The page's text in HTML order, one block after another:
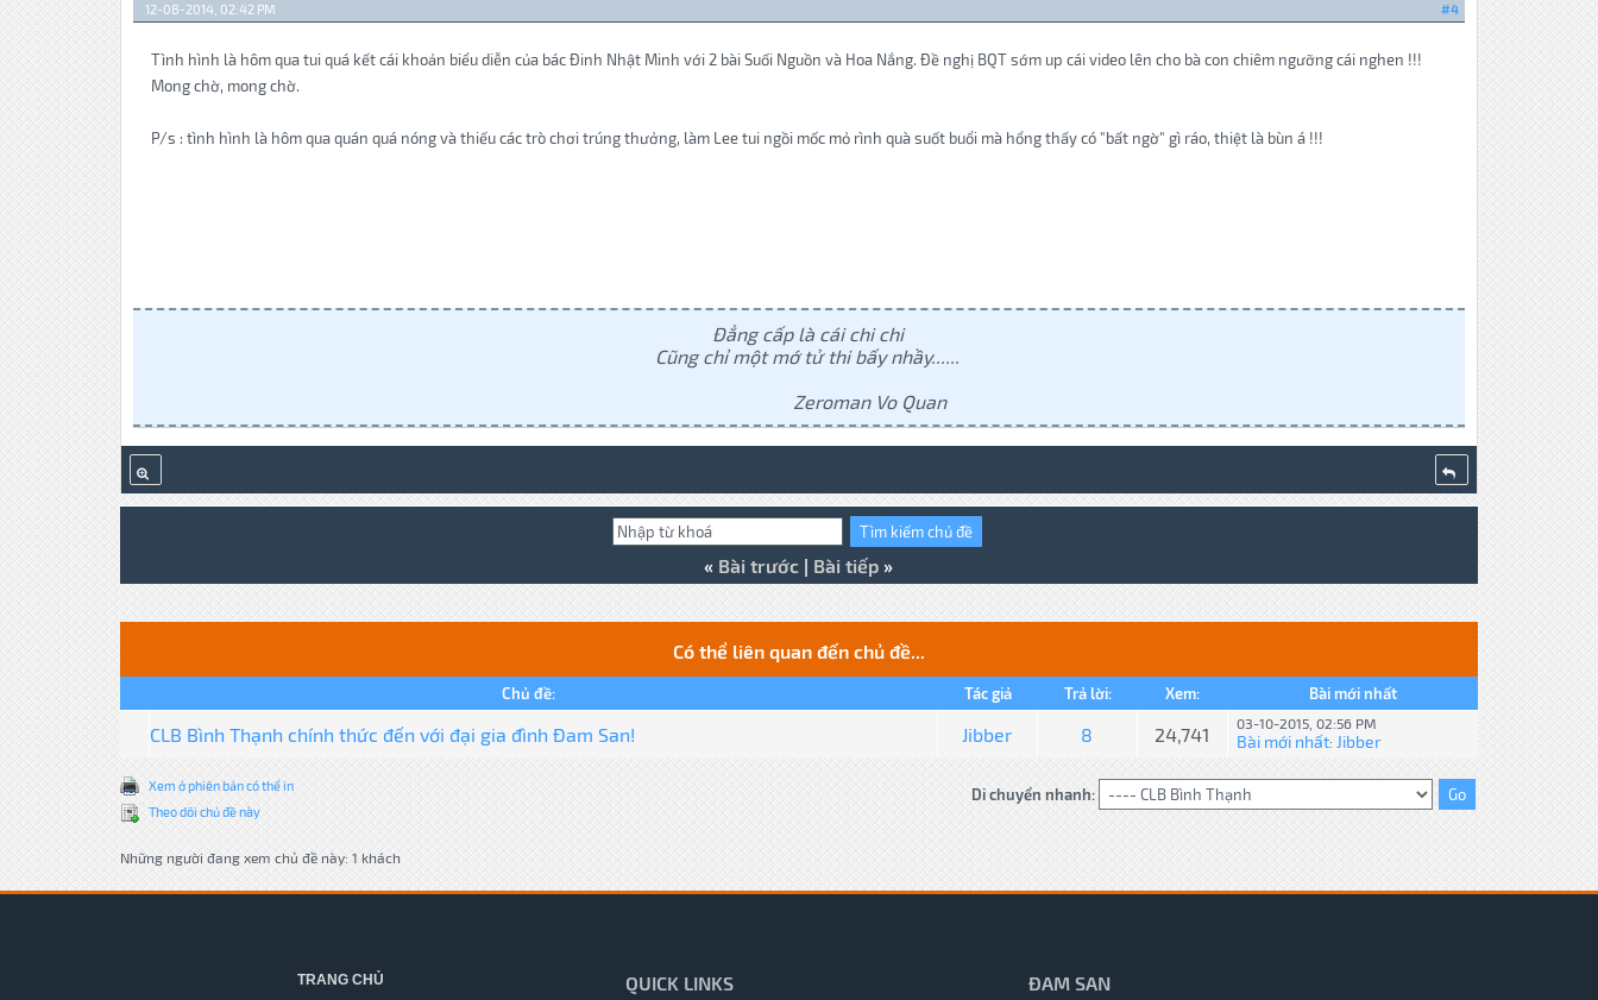
#4
12-08-2014, 02:42 PM
Tình hình là hôm qua tui quá kết cái khoản biểu diễn của bác Đinh Nhật Minh với 2 bài Suối Nguồn và Hoa Nắng. Đề nghị BQT sớm up cái video lên cho bà con chiêm ngưỡng cái nghen !!!
Mong chờ, mong chờ.
P/s : tình hình là hôm qua quán quá nóng và thiếu các trò chơi trúng thưởng, làm Lee tui ngồi mốc mỏ rình quà suốt buổi mà hổng thấy có "bất ngờ" gì ráo, thiệt là bùn á !!!
Đẳng cấp là cái chi chi
Cũng chỉ một mớ tử thi bấy nhầy......
Zeroman Vo Quan
« Bài trước | Bài tiếp »
Có thể liên quan đến chủ đề...
Chủ đề: Tác giả Trả lời: Xem: Bài mới nhất
CLB Bình Thạnh chính thức đến với đại gia đình Đam San! Jibber 8 24,741 03-10-2015, 02:56 PM
Bài mới nhất: Jibber
Xem ở phiên bản có thể in
Theo dõi chủ đề này
Di chuyển nhanh:
Những người đang xem chủ đề này: 1 khách
TRANG CHỦ QUICK LINKS ĐAM SAN